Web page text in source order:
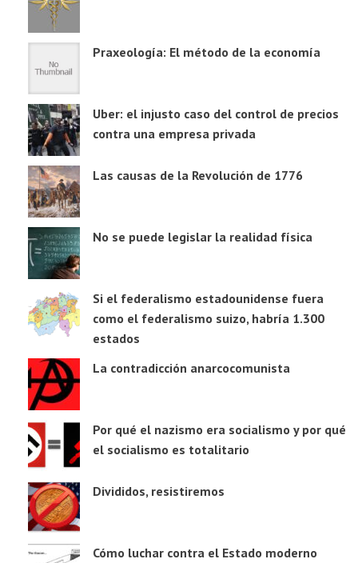
Praxeología: El método de la economía
Uber: el injusto caso del control de precios
contra una empresa privada
Las causas de la Revolución de 1776
No se puede legislar la realidad física
Si el federalismo estadounidense fuera
como el federalismo suizo, habría 1.300
estados
La contradicción anarcocomunista
Por qué el nazismo era socialismo y por qué
el socialismo es totalitario
Divididos, resistiremos
Cómo luchar contra el Estado moderno